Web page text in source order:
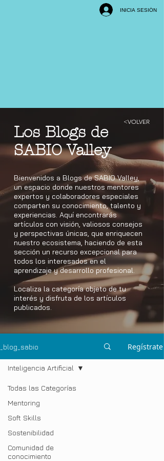
INICIA SESIÓN
<VOLVER
Los Blogs de
SABIO Valley
Bienvenidos a Blogs de SABIO Valley,
un espacio donde nuestros mentores
expertos y colaboradores especiales
comparten su conocimiento, talento y
experiencias. Aquí encontrarás
artículos con visión, valiosos consejos
y perspectivas únicas, que enriquecen
nuestro ecosistema, haciendo de esta
sección un recurso excepcional para
todos los interesados en el
aprendizaje y desarrollo profesional.
Localiza la categoría objeto de tu
interés y disfruta de los artículos
publicados.
_blog_sabio Regístrate
Todas las Categorías
Mentoring
Soft Skills
Sostenibilidad
Comunidad de
conocimiento
Inteligencia Artificial